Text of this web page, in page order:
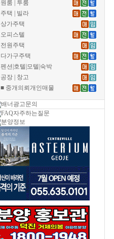
원룸 | 투룸
주택 | 빌라
상가주택
오피스텔
전원주택
다가구주택
펜션|호텔|모텔|숙박
공장 | 창고
■ 중개의뢰개인매물